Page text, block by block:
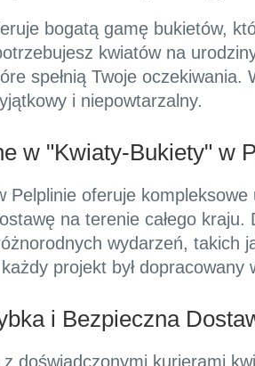
bogatą gamę bukietów,
kwiatów na
spełnią Twoje
i niepowtarzalny.
w "Kwiaty-Bukiety" w
oferuje
na terenie całego kraju.
wydarzeń, takich
projekt był dopracowany
i Bezpieczna
doświadczonymi kurierami